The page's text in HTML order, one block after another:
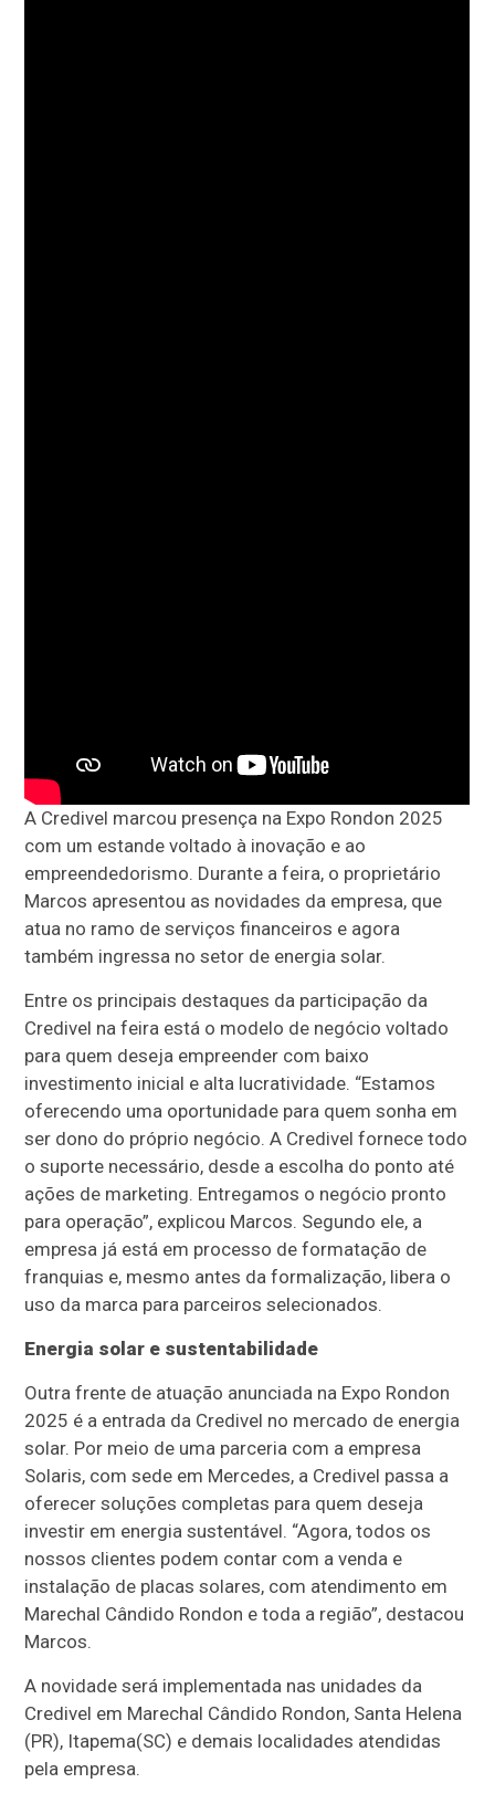
A Credivel marcou presença na Expo Rondon 2025
com um estande voltado à inovação e ao
empreendedorismo. Durante a feira, o proprietário
Marcos apresentou as novidades da empresa, que
atua no ramo de serviços financeiros e agora
também ingressa no setor de energia solar.
Entre os principais destaques da participação da
Credivel na feira está o modelo de negócio voltado
para quem deseja empreender com baixo
investimento inicial e alta lucratividade. “Estamos
oferecendo uma oportunidade para quem sonha em
ser dono do próprio negócio. A Credivel fornece todo
o suporte necessário, desde a escolha do ponto até
ações de marketing. Entregamos o negócio pronto
para operação”, explicou Marcos. Segundo ele, a
empresa já está em processo de formatação de
franquias e, mesmo antes da formalização, libera o
uso da marca para parceiros selecionados.
Energia solar e sustentabilidade
Outra frente de atuação anunciada na Expo Rondon
2025 é a entrada da Credivel no mercado de energia
solar. Por meio de uma parceria com a empresa
Solaris, com sede em Mercedes, a Credivel passa a
oferecer soluções completas para quem deseja
investir em energia sustentável. “Agora, todos os
nossos clientes podem contar com a venda e
instalação de placas solares, com atendimento em
Marechal Cândido Rondon e toda a região”, destacou
Marcos.
A novidade será implementada nas unidades da
Credivel em Marechal Cândido Rondon, Santa Helena
(PR), Itapema(SC) e demais localidades atendidas
pela empresa.